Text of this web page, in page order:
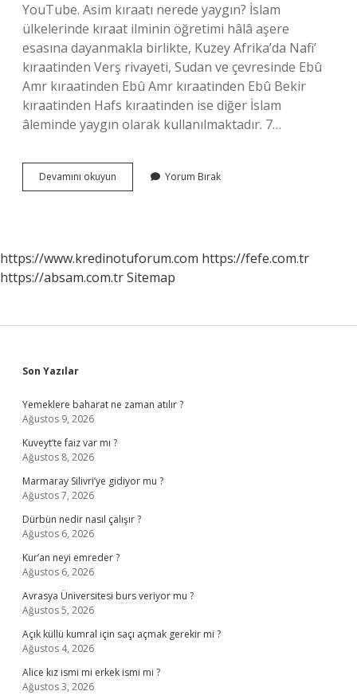
YouTube. Asim kıraatı nerede yaygın? İslam
ülkelerinde kıraat ilminin öğretimi hâlâ aşere
esasına dayanmakla birlikte, Kuzey Afrika’da Nafi’
kıraatinden Verş rivayeti, Sudan ve çevresinde Ebû
Amr kıraatinden Ebû Amr kıraatinden Ebû Bekir
kıraatinden Hafs kıraatinden ise diğer İslam
âleminde yaygın olarak kullanılmaktadır. 7…
Devamını okuyun
Kıraatı
Yorum Bırak
https://www.kredinotuforum.com https://fefe.com.tr
https://absam.com.trSitemap
Sidebar
Son Yazılar
Yemeklere baharat ne zaman atılır ?
Ağustos 9, 2026
Kuveyt’te faiz var mı ?
Ağustos 8, 2026
Marmaray Silivri’ye gidiyor mu ?
Ağustos 7, 2026
Dürbün nedir nasıl çalışır ?
Ağustos 6, 2026
Kur’an neyi emreder ?
Ağustos 6, 2026
Avrasya Üniversitesi burs veriyor mu ?
Ağustos 5, 2026
Açık küllü kumral için saçı açmak gerekir mi ?
Ağustos 4, 2026
Alice kız ismi mi erkek ismi mi ?
Ağustos 3, 2026